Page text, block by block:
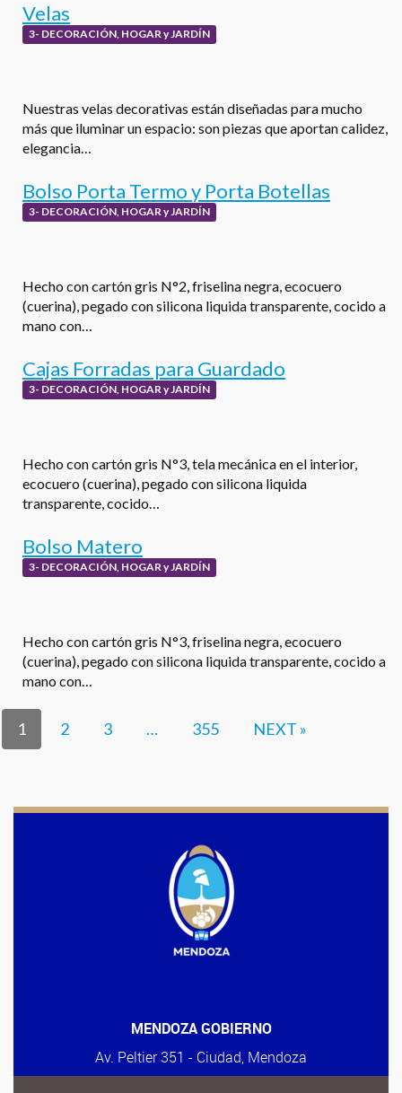
Velas
3- DECORACIÓN, HOGAR y JARDÍN
Nuestras velas decorativas están diseñadas para mucho
más que iluminar un espacio: son piezas que aportan calidez,
elegancia…
Bolso Porta Termo y Porta Botellas
3- DECORACIÓN, HOGAR y JARDÍN
Hecho con cartón gris N°2, friselina negra, ecocuero
(cuerina), pegado con silicona liquida transparente, cocido a
mano con…
Cajas Forradas para Guardado
3- DECORACIÓN, HOGAR y JARDÍN
Hecho con cartón gris N°3, tela mecánica en el interior,
ecocuero (cuerina), pegado con silicona liquida
transparente, cocido…
Bolso Matero
3- DECORACIÓN, HOGAR y JARDÍN
Hecho con cartón gris N°3, friselina negra, ecocuero
(cuerina), pegado con silicona liquida transparente, cocido a
mano con…
1 2 3 … 355 NEXT »
MENDOZA GOBIERNO
Av. Peltier 351 - Ciudad, Mendoza